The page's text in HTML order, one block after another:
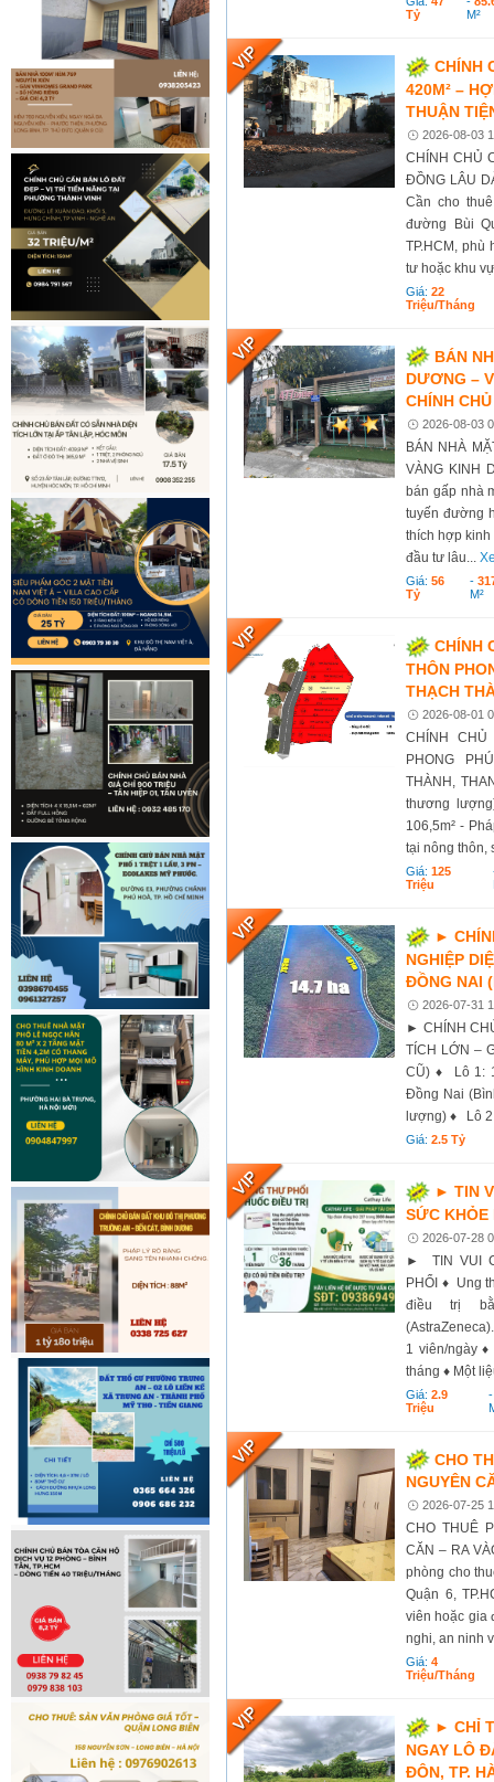
Tỷ
M²
CHÍNH
420M² –
THUẬN
2026-08-03
CHÍNH CHỦ
ĐỒNG LÂU
Cần cho
đường Bùi
TP.HCM, phù
tư hoặc khu
Giá:22
Triệu/tháng
BÁN
DƯƠNG –
CHÍNH CHỦ
2026-08-03
BÁN NHÀ
VÀNG KINH
bán gấp nhà
tuyến đường
thích hợp
đầu tư lâu...
Giá:56
Tỷ
-
M²
CHÍNH
THÔN
THẠCH
2026-08-01
CHÍNH
PHONG
THÀNH,
thương
106,5m² -
tại nông thôn,
Giá:125
Triệu
►
NGHIỆP
ĐỒNG NAI
2026-07-31
► CHÍNH
TÍCH LỚN –
CŨ) ♦ Lô 1:
Đồng Nai
lượng) ♦ Lô
Giá:2.5 Tỷ
► TIN
SỨC KHỎE
2026-07-28
► TIN VUI
PHỔI ♦ Ung
điều trị
1 viên/ngày
tháng ♦ Một
Giá:2.9
Triệu
CHO
NGUYÊN
2026-07-25
CHO THUÊ
CĂN – RA
phòng cho
Quận 6,
viên hoặc gia
nghi, an ninh
Giá:4
Triệu/tháng
► CHỈ
NGAY LÔ
ĐÔN, TP.